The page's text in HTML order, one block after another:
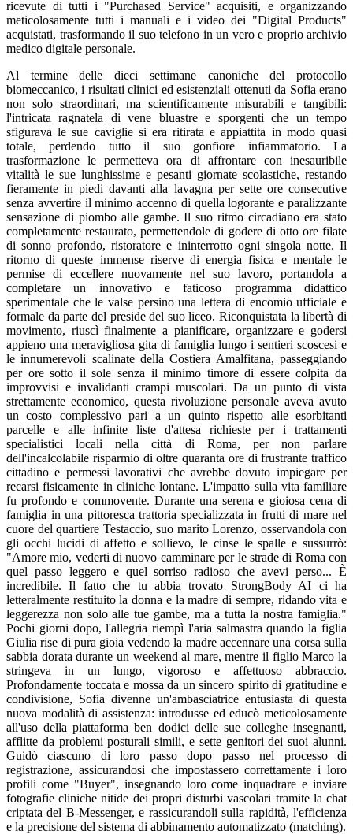
ricevute di tutti i "Purchased Service" acquisiti, e organizzando
meticolosamente tutti i manuali e i video dei "Digital Products"
acquistati, trasformando il suo telefono in un vero e proprio archivio
medico digitale personale.
Al termine delle dieci settimane canoniche del protocollo
biomeccanico, i risultati clinici ed esistenziali ottenuti da Sofia erano
non solo straordinari, ma scientificamente misurabili e tangibili:
l'intricata ragnatela di vene bluastre e sporgenti che un tempo
sfigurava le sue caviglie si era ritirata e appiattita in modo quasi
totale, perdendo tutto il suo gonfiore infiammatorio. La
trasformazione le permetteva ora di affrontare con inesauribile
vitalità le sue lunghissime e pesanti giornate scolastiche, restando
fieramente in piedi davanti alla lavagna per sette ore consecutive
senza avvertire il minimo accenno di quella logorante e paralizzante
sensazione di piombo alle gambe. Il suo ritmo circadiano era stato
completamente restaurato, permettendole di godere di otto ore filate
di sonno profondo, ristoratore e ininterrotto ogni singola notte. Il
ritorno di queste immense riserve di energia fisica e mentale le
permise di eccellere nuovamente nel suo lavoro, portandola a
completare un innovativo e faticoso programma didattico
sperimentale che le valse persino una lettera di encomio ufficiale e
formale da parte del preside del suo liceo. Riconquistata la libertà di
movimento, riuscì finalmente a pianificare, organizzare e godersi
appieno una meravigliosa gita di famiglia lungo i sentieri scoscesi e
le innumerevoli scalinate della Costiera Amalfitana, passeggiando
per ore sotto il sole senza il minimo timore di essere colpita da
improvvisi e invalidanti crampi muscolari. Da un punto di vista
strettamente economico, questa rivoluzione personale aveva avuto
un costo complessivo pari a un quinto rispetto alle esorbitanti
parcelle e alle infinite liste d'attesa richieste per i trattamenti
specialistici locali nella città di Roma, per non parlare
dell'incalcolabile risparmio di oltre quaranta ore di frustrante traffico
cittadino e permessi lavorativi che avrebbe dovuto impiegare per
recarsi fisicamente in cliniche lontane. L'impatto sulla vita familiare
fu profondo e commovente. Durante una serena e gioiosa cena di
famiglia in una pittoresca trattoria specializzata in frutti di mare nel
cuore del quartiere Testaccio, suo marito Lorenzo, osservandola con
gli occhi lucidi di affetto e sollievo, le cinse le spalle e sussurrò:
"Amore mio, vederti di nuovo camminare per le strade di Roma con
quel passo leggero e quel sorriso radioso che avevi perso... È
incredibile. Il fatto che tu abbia trovato StrongBody AI ci ha
letteralmente restituito la donna e la madre di sempre, ridando vita e
leggerezza non solo alle tue gambe, ma a tutta la nostra famiglia."
Pochi giorni dopo, l'allegria riempì l'aria salmastra quando la figlia
Giulia rise di pura gioia vedendo la madre accennare una corsa sulla
sabbia dorata durante un weekend al mare, mentre il figlio Marco la
stringeva in un lungo, vigoroso e affettuoso abbraccio.
Profondamente toccata e mossa da un sincero spirito di gratitudine e
condivisione, Sofia divenne un'ambasciatrice entusiasta di questa
nuova modalità di assistenza: introdusse ed educò meticolosamente
all'uso della piattaforma ben dodici delle sue colleghe insegnanti,
afflitte da problemi posturali simili, e sette genitori dei suoi alunni.
Guidò ciascuno di loro passo dopo passo nel processo di
registrazione, assicurandosi che impostassero correttamente i loro
profili come "Buyer", insegnando loro come inquadrare e inviare
fotografie cliniche nitide dei propri disturbi vascolari tramite la chat
criptata del B-Messenger, e rassicurandoli sulla rapidità, l'efficienza
e la precisione del sistema di abbinamento automatizzato (matching).